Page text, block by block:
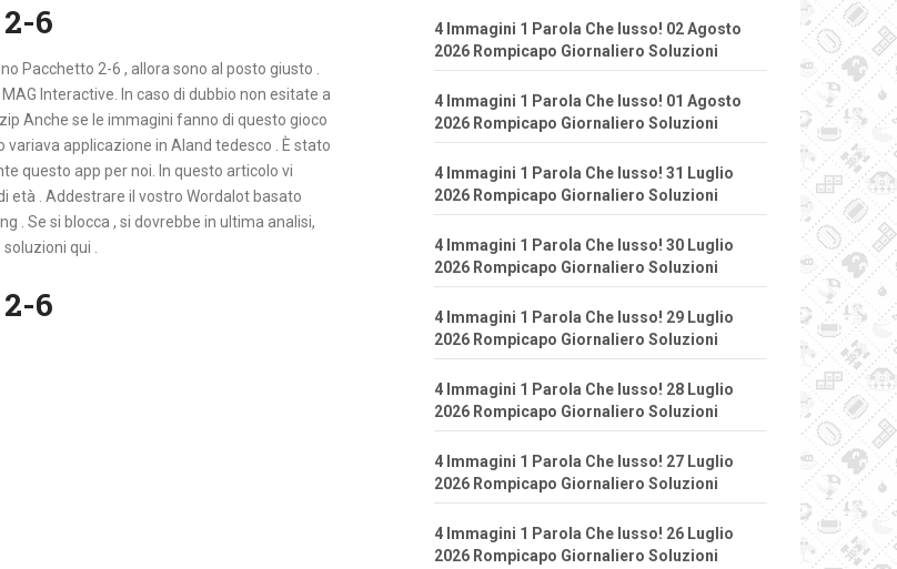
6
Pacchetto 2-6 , allora sono al posto giusto .
Interactive. In caso di dubbio non esitate a
Anche se le immagini fanno di questo gioco
applicazione in Aland tedesco . È stato
questo app per noi. In questo articolo vi
età . Addestrare il vostro Wordalot basato
. Se si blocca , si dovrebbe in ultima analisi,
qui .
6
4 Immagini 1 Parola Che lusso! 02 Agosto
2026 Rompicapo Giornaliero Soluzioni
4 Immagini 1 Parola Che lusso! 01 Agosto
2026 Rompicapo Giornaliero Soluzioni
4 Immagini 1 Parola Che lusso! 31 Luglio
2026 Rompicapo Giornaliero Soluzioni
4 Immagini 1 Parola Che lusso! 30 Luglio
2026 Rompicapo Giornaliero Soluzioni
4 Immagini 1 Parola Che lusso! 29 Luglio
2026 Rompicapo Giornaliero Soluzioni
4 Immagini 1 Parola Che lusso! 28 Luglio
2026 Rompicapo Giornaliero Soluzioni
4 Immagini 1 Parola Che lusso! 27 Luglio
2026 Rompicapo Giornaliero Soluzioni
4 Immagini 1 Parola Che lusso! 26 Luglio
2026 Rompicapo Giornaliero Soluzioni